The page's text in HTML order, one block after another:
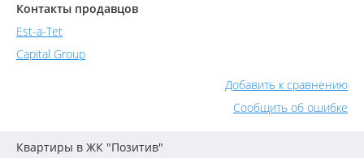
Контакты продавцов
Est-a-Tet
Capital Group
Добавить к сравнению
Сообщить об ошибке
Квартиры в ЖК "Позитив"